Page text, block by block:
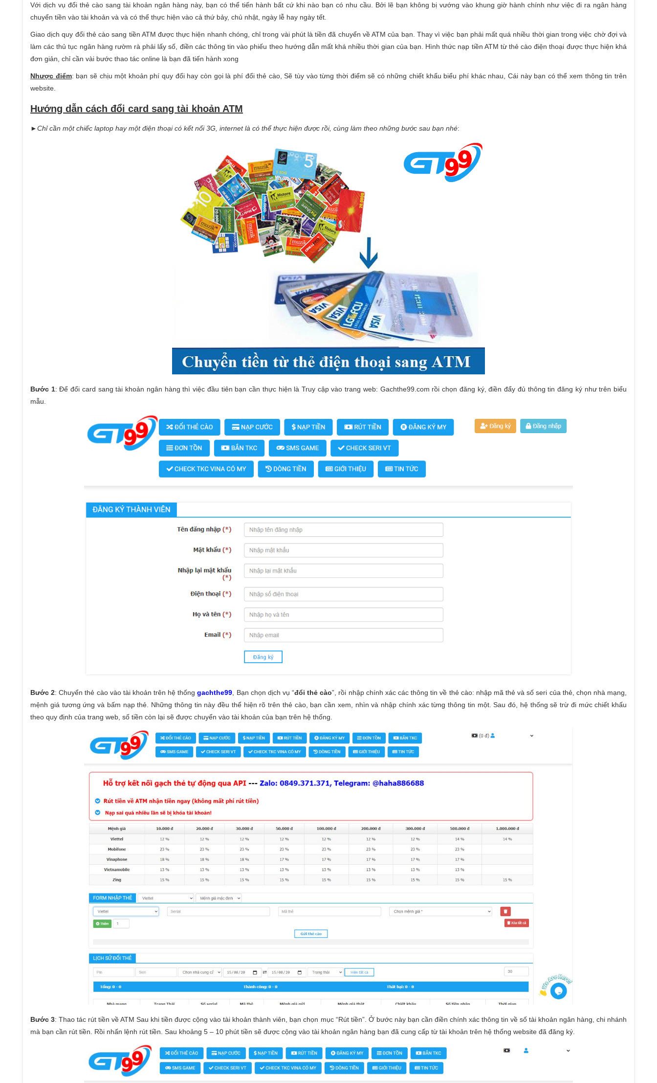
Với dịch vụ đổi thẻ cào sang tài khoản ngân hàng này, bạn có thể tiến hành bất cứ khi nào bạn có nhu cầu. Bởi lẽ bạn không bị vướng vào khung giờ hành chính như việc đi ra ngân hàng
chuyển tiền vào tài khoản và và có thể thực hiện vào cả thứ bảy, chủ nhật, ngày lễ hay ngày tết.
Giao dịch quy đổi thẻ cào sang tiền ATM được thực hiện nhanh chóng, chỉ trong vài phút là tiền đã chuyển về ATM của bạn. Thay vì việc bạn phải mất quá nhiều thời gian trong việc chờ đợi và
làm các thủ tục ngân hàng rườm rà phải lấy số, điền các thông tin vào phiếu theo hướng dẫn mất khá nhiều thời gian của bạn. Hình thức nạp tiền ATM từ thẻ cào điện thoại được thực hiện khá
đơn giản, chỉ cần vài bước thao tác online là bạn đã tiến hành xong
Nhược điểm: bạn sẽ chịu một khoản phí quy đổi hay còn gọi là phí đổi thẻ cào, Sẽ tùy vào từng thời điểm sẽ có những chiết khấu biểu phí khác nhau, Cái này bạn có thể xem thông tin trên
website.
Hướng dẫn cách đổi card sang tài khoản ATM
►Chỉ cần một chiếc laptop hay một điện thoại có kết nối 3G, internet là có thể thực hiện được rồi, cùng làm theo những bước sau bạn nhé:
Bước 1: Để đổi card sang tài khoản ngân hàng thì việc đầu tiên bạn cần thực hiện là Truy cập vào trang web: Gachthe99.com rồi chọn đăng ký, điền đẩy đủ thông tin đăng ký như trên biểu
mẫu.
Bước 2: Chuyển thẻ cào vào tài khoản trên hệ thốnggachthe99 , Bạn chọn dịch vụ “đổi thẻ cào”, rồi nhập chính xác các thông tin về thẻ cào: nhập mã thẻ và số seri của thẻ, chọn nhà mạng,
mệnh giá tương ứng và bấm nạp thẻ. Những thông tin này đều thể hiện rõ trên thẻ cào, bạn cần xem, nhìn và nhập chính xác từng thông tin một. Sau đó, hệ thống sẽ trừ đi mức chiết khấu
theo quy định của trang web, số tiền còn lại sẽ được chuyển vào tài khoản của bạn trên hệ thống.
Bước 3: Thao tác rút tiền về ATM Sau khi tiền được cộng vào tài khoản thành viên, bạn chọn mục “Rút tiền”. Ở bước này bạn cần điền chính xác thông tin về số tài khoản ngân hàng, chi nhánh
mà bạn cần rút tiền. Rồi nhấn lệnh rút tiền. Sau khoảng 5 – 10 phút tiền sẽ được cộng vào tài khoản ngân hàng bạn đã cung cấp từ tài khoản trên hệ thống website đã đăng ký.